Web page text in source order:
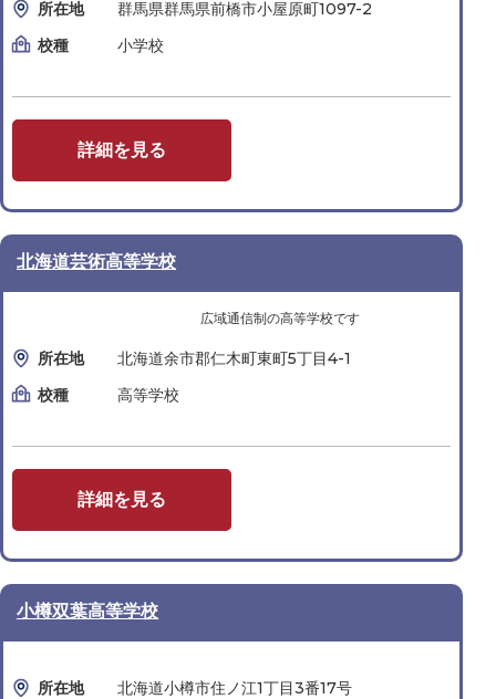
所在地
群馬県群⾺県前橋市⼩屋原町1097-2
校種
小学校
詳細を見る
北海道芸術高等学校
広域通信制の高等学校です
所在地
北海道余市郡仁木町東町5丁目4-1
校種
高等学校
詳細を見る
小樽双葉高等学校
所在地
北海道小樽市住ノ江1丁目3番17号